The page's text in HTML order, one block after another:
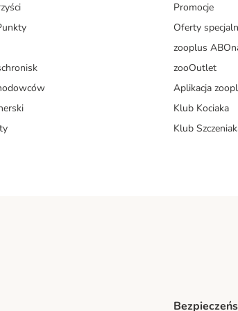
Promocje
Oferty
zooplus
zooOutlet
Aplikacja
Klub Kociaka
Klub